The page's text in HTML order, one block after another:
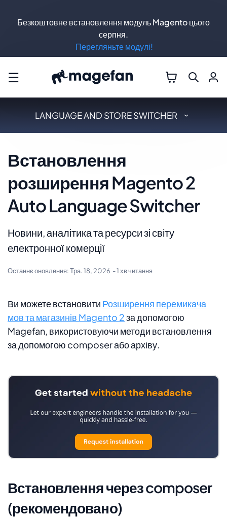
☰
LANGUAGE AND STORE SWITCHER
Встановлення
розширення Magento 2
Auto Language Switcher
Новини, аналітика та ресурси зі світу
електронної комерції
Останнє оновлення:Тра. 18, 2026 - 1 хв читання
Ви можете встановити Розширення перемикача
мов та магазинів Magento 2за допомогою
Magefan, використовуючи методи встановлення
за допомогою composer або архіву.
Встановлення через composer
(рекомендовано)
Безкоштовне встановлення модуль Magento цього
серпня.
Перегляньте модулі!